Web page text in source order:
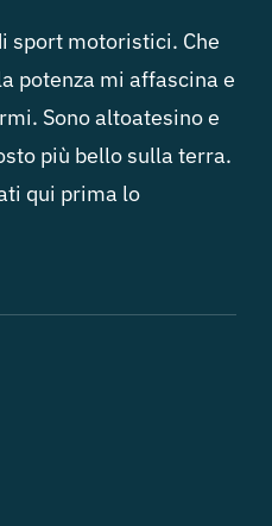
sport motoristici. Che
potenza mi affascina e
Sono altoatesino e
più bello sulla terra.
qui prima lo